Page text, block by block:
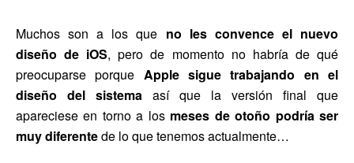
Muchos son a los que no les convence el nuevo
diseño de iOS, pero de momento no habría de qué
preocuparse porque Apple sigue trabajando en el
diseño del sistema así que la versión final que
apareciese en torno a los meses de otoño podría ser
muy diferentede lo que tenemos actualmente…